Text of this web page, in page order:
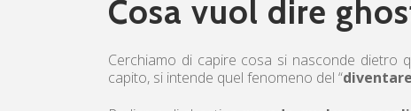
Cosa vuol dire
Cerchiamo di capire cosa si nasconde dietro
capito, si intende quel fenomeno del “